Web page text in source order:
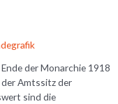
der Monarchie 1918
der Amtssitz der
sind die